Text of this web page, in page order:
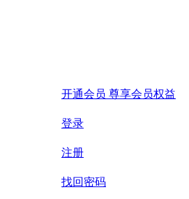
开通会员 尊享会员权益
登录
注册
找回密码